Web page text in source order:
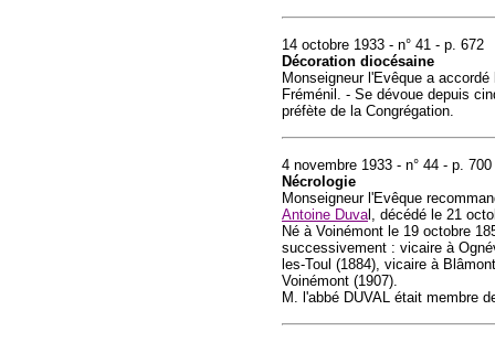
14 octobre 1933 - n° 41 - p. 672
Décoration diocésaine
Monseigneur l'Evêque a
Fréménil. - Se dévoue depuis
préfète de la Congrégation.
4 novembre 1933 - n° 44 - p. 700
Nécrologie
Monseigneur l'Evêque
Antoine Duval, décédé le 21
Né à Voinémont le 19 octobre
successivement : vicaire à
les-Toul (1884), vicaire à
Voinémont (1907).
M. l'abbé DUVAL était membre